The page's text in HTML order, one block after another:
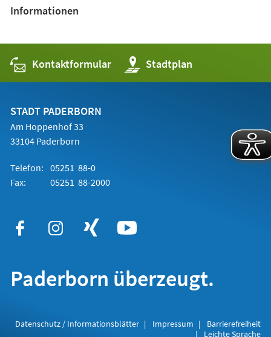
Informationen
Kontaktformular Stadtplan
(Öffnet
in
einem
STADT PADERBORN
Am Hoppenhof 33
33104 Paderborn
Telefon: 05251 88-0
Fax:
05251 88-2000
Paderborn überzeugt.
Datenschutz / Informationsblätter Impressum
Barrierefreiheit
Leichte Sprache